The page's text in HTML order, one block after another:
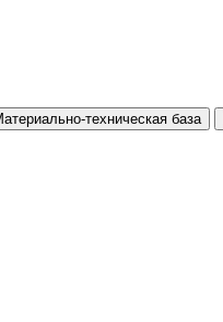
техническая база